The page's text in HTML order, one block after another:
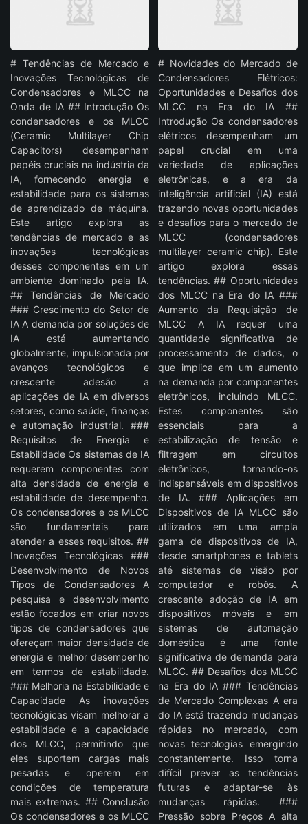
# Tendências de Mercado e
Inovações Tecnológicas de
Condensadores e MLCC na
Onda de IA ## Introdução Os
condensadores e os MLCC
(Ceramic Multilayer Chip
Capacitors) desempenham
papéis cruciais na indústria da
IA, fornecendo energia e
estabilidade para os sistemas
de aprendizado de máquina.
Este artigo explora as
tendências de mercado e as
inovações tecnológicas
desses componentes em um
ambiente dominado pela IA.
## Tendências de Mercado
### Crescimento do Setor de
IA A demanda por soluções de
IA está aumentando
globalmente, impulsionada por
avanços tecnológicos e
crescente adesão a
aplicações de IA em diversos
setores, como saúde, finanças
e automação industrial. ###
Requisitos de Energia e
Estabilidade Os sistemas de IA
requerem componentes com
alta densidade de energia e
estabilidade de desempenho.
Os condensadores e os MLCC
são fundamentais para
atender a esses requisitos. ##
Inovações Tecnológicas ###
Desenvolvimento de Novos
Tipos de Condensadores A
pesquisa e desenvolvimento
estão focados em criar novos
tipos de condensadores que
ofereçam maior densidade de
energia e melhor desempenho
em termos de estabilidade.
### Melhoria na Estabilidade e
Capacidade As inovações
tecnológicas visam melhorar a
estabilidade e a capacidade
dos MLCC, permitindo que
eles suportem cargas mais
pesadas e operem em
condições de temperatura
mais extremas. ## Conclusão
Os condensadores e os MLCC
# Novidades do Mercado de
Condensadores Elétricos:
Oportunidades e Desafios dos
MLCC na Era do IA ##
Introdução Os condensadores
elétricos desempenham um
papel crucial em uma
variedade de aplicações
eletrônicas, e a era da
inteligência artificial (IA) está
trazendo novas oportunidades
e desafios para o mercado de
MLCC (condensadores
multilayer ceramic chip). Este
artigo explora essas
tendências. ## Oportunidades
dos MLCC na Era do IA ###
Aumento da Requisição de
MLCC A IA requer uma
quantidade significativa de
processamento de dados, o
que implica em um aumento
na demanda por componentes
eletrônicos, incluindo MLCC.
Estes componentes são
essenciais para a
estabilização de tensão e
filtragem em circuitos
eletrônicos, tornando-os
indispensáveis em dispositivos
de IA. ### Aplicações em
Dispositivos de IA MLCC são
utilizados em uma ampla
gama de dispositivos de IA,
desde smartphones e tablets
até sistemas de visão por
computador e robôs. A
crescente adoção de IA em
dispositivos móveis e em
sistemas de automação
doméstica é uma fonte
significativa de demanda para
MLCC. ## Desafios dos MLCC
na Era do IA ### Tendências
de Mercado Complexas A era
do IA está trazendo mudanças
rápidas no mercado, com
novas tecnologias emergindo
constantemente. Isso torna
difícil prever as tendências
futuras e adaptar-se às
mudanças rápidas. ###
Pressão sobre Preços A alta